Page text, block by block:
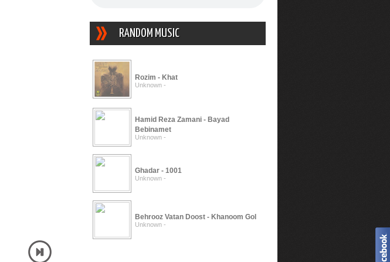
RANDOM MUSIC
Rozim - Khat
Unknown -
Hamid Reza Zamani - Bayad
Bebinamet
Unknown -
Ghadar - 1001
Unknown -
Behrooz Vatan Doost - Khanoom Gol
Unknown -